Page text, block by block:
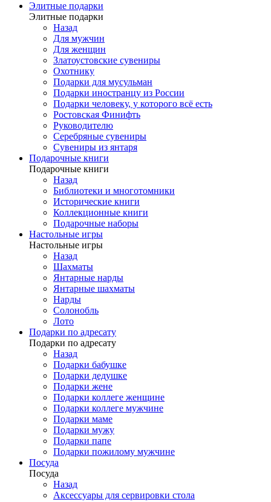
Элитные подарки
Элитные подарки
Назад
Для мужчин
Для женщин
Златоустовские сувениры
Охотнику
Подарки для мусульман
Подарки иностранцу из России
Подарки человеку, у которого всё есть
Ростовская Финифть
Руководителю
Серебряные сувениры
Сувениры из янтаря
Подарочные книги
Подарочные книги
Назад
Библиотеки и многотомники
Исторические книги
Коллекционные книги
Подарочные наборы
Настольные игры
Настольные игры
Назад
Шахматы
Янтарные нарды
Янтарные шахматы
Нарды
Солонобль
Лото
Подарки по адресату
Подарки по адресату
Назад
Подарки бабушке
Подарки дедушке
Подарки жене
Подарки коллеге женщине
Подарки коллеге мужчине
Подарки маме
Подарки мужу
Подарки папе
Подарки пожилому мужчине
Посуда
Посуда
Назад
Аксессуары для сервировки стола